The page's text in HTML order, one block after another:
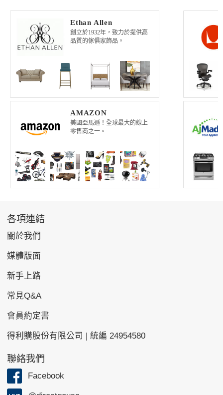
Ethan Allen
創立於1932年，致力於提供高
品質的傢俱家飾品。
AMAZON
美國亞馬遜！全球最大的線上
零售商之一。
各項連結
關於我們
媒體版面
新手上路
常見Q&A
會員約定書
得利購股份有限公司 | 統編 24954580
聯絡我們
Facebook